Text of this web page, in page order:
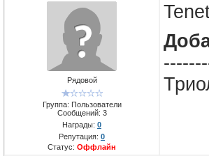
Рядовой
Группа: Пользователи
Сообщений: 3
Награды: 0
Репутация: 0
Статус: Оффлайн